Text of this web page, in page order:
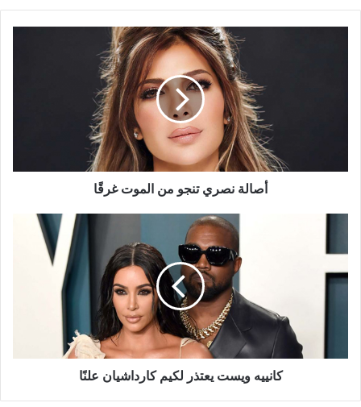
أصالة نصري تنجو من الموت غرقًا
يعتذر
لكيم
كانييه ويست يعتذر لكيم كارداشيان علنًا